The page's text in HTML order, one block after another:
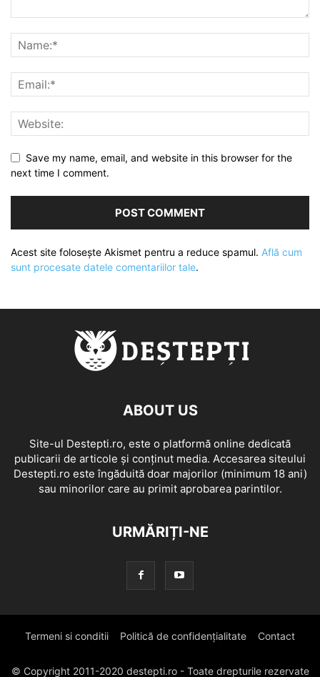
Save my name, email, and website in this browser for the
next time I comment.
Acest site folosește Akismet pentru a reduce spamul. Află cum
sunt procesate datele comentariilor tale.
ABOUT US
Site-ul Destepti.ro, este o platformă online dedicată
publicarii de articole și conținut media. Accesarea siteului
Destepti.ro este îngăduită doar majorilor (minimum 18 ani)
sau minorilor care au primit aprobarea parintilor.
URMĂRIȚI-NE
Termeni si conditii Politică de confidențialitate Contact
© Copyright 2011-2020 destepti.ro - Toate drepturile rezervate